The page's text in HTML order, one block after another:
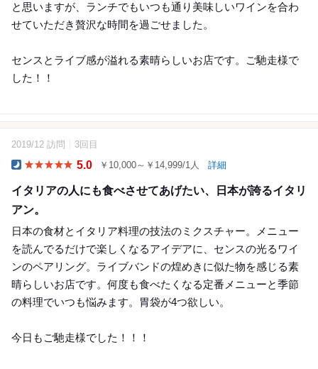
と思いますが、ランチでもいつも通り美味しいワインを合わ
せていただき贅沢な時間を過ごせました。
センスとライブ感が溢れる素晴らしいお店です。ご馳走様で
した！！
7
2019/12 訪問 3回目
5.0 ￥10,000～￥14,999/1人 詳細
イタリアの人にも食べさせてあげたい、日本が誇るイタリ
アン。
日本の食材とイタリア料理の技法のミクスチャー。メニュー
を読んでるだけで楽しくなるアイデアに、センスの光るワイ
ンのペアリング。ライブバンドの煌めきに似た物を感じる素
晴らしいお店です。何度も食べたくなる定番メニューと季節
の料理でいつも悩みます。胃袋が4つ欲しい。
今日もご馳走様でした！！！